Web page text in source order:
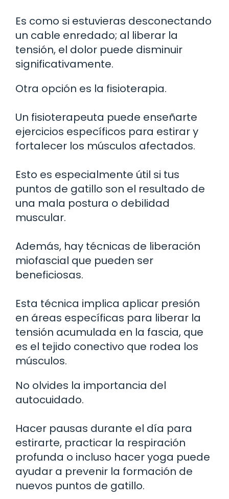
Es como si estuvieras desconectando
un cable enredado; al liberar la
tensión, el dolor puede disminuir
significativamente.
Otra opción es la fisioterapia.
Un fisioterapeuta puede enseñarte
ejercicios específicos para estirar y
fortalecer los músculos afectados.
Esto es especialmente útil si tus
puntos de gatillo son el resultado de
una mala postura o debilidad
muscular.
Además, hay técnicas de liberación
miofascial que pueden ser
beneficiosas.
Esta técnica implica aplicar presión
en áreas específicas para liberar la
tensión acumulada en la fascia, que
es el tejido conectivo que rodea los
músculos.
No olvides la importancia del
autocuidado.
Hacer pausas durante el día para
estirarte, practicar la respiración
profunda o incluso hacer yoga puede
ayudar a prevenir la formación de
nuevos puntos de gatillo.